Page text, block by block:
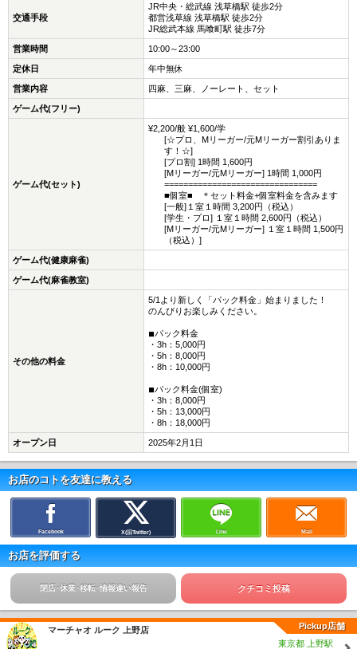
交通手段
JR中央・総武線 浅草橋駅 徒歩2分
都営浅草線 浅草橋駅 徒歩2分
JR総武本線 馬喰町駅 徒歩7分
営業時間 10:00～23:00
定休日 年中無休
営業内容 四麻、三麻、ノーレート、セット
ゲーム代(フリー)
ゲーム代(セット)
¥2,200/般 ¥1,600/学
[☆プロ、Mリーガー/元Mリーガー割引ありま
す！☆]
[プロ割] 1時間 1,600円
[Mリーガー/元Mリーガー] 1時間 1,000円
================================
■個室■ ＊セット料金+個室料金を含みます
[一般]１室１時間 3,200円（税込）
[学生・プロ] １室１時間 2,600円（税込）
[Mリーガー/元Mリーガー] １室１時間 1,500円
（税込）]
ゲーム代(健康麻雀)
ゲーム代(麻雀教室)
その他の料金
5/1より新しく「パック料金」始まりました！
のんびりお楽しみください。
◾︎パック料金
・3h：5,000円
・5h：8,000円
・8h：10,000円
◾︎パック料金(個室)
・3h：8,000円
・5h：13,000円
・8h：18,000円
オープン日 2025年2月1日
お店のコトを友達に教える
Facebook X(旧Twitter) Line Mail
お店を評価する
閉店･休業･移転･情報違い報告 クチコミ投稿
Pickup店舗
マーチャオ ルーク 上野店
東京都 上野駅